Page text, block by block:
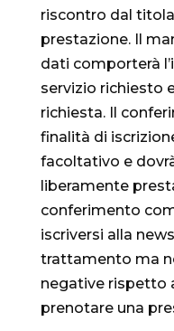
riscontro dal
prestazione. Il
dati comporterà
servizio richiesto
richiesta. Il
finalità di
facoltativo e
liberamente
conferimento
iscriversi alla
trattamento ma
negative rispetto
prenotare una